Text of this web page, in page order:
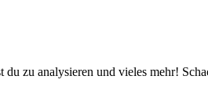
zu analysieren und vieles mehr!